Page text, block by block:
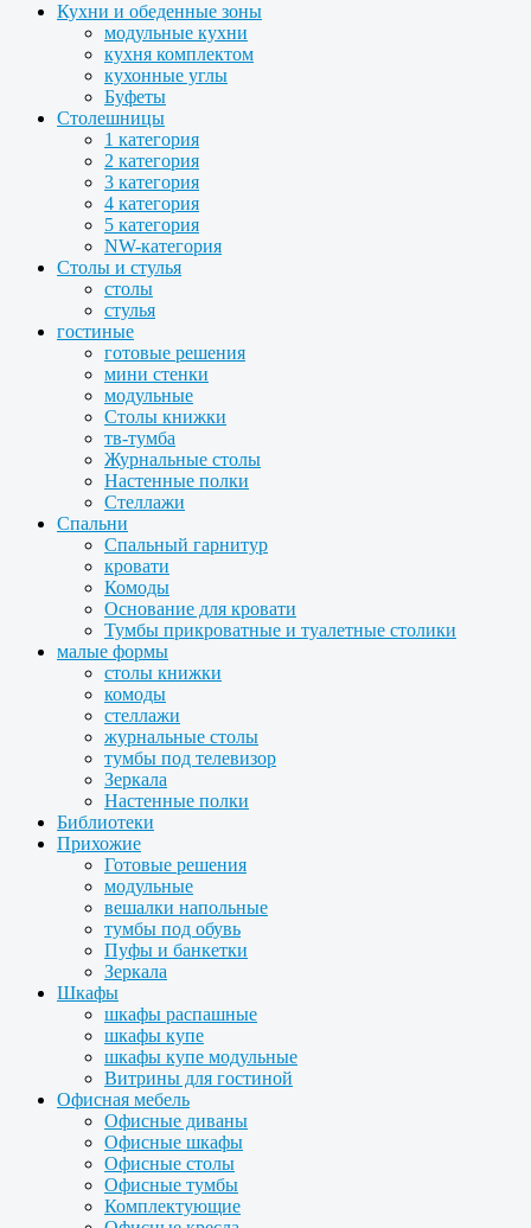
Кухни и обеденные зоны
модульные кухни
кухня комплектом
кухонные углы
Буфеты
Столешницы
1 категория
2 категория
3 категория
4 категория
5 категория
NW-категория
Столы и стулья
столы
стулья
гостиные
готовые решения
мини стенки
модульные
Столы книжки
тв-тумба
Журнальные столы
Настенные полки
Стеллажи
Спальни
Спальный гарнитур
кровати
Комоды
Основание для кровати
Тумбы прикроватные и туалетные столики
малые формы
столы книжки
комоды
стеллажи
журнальные столы
тумбы под телевизор
Зеркала
Настенные полки
Библиотеки
Прихожие
Готовые решения
модульные
вешалки напольные
тумбы под обувь
Пуфы и банкетки
Зеркала
Шкафы
шкафы распашные
шкафы купе
шкафы купе модульные
Витрины для гостиной
Офисная мебель
Офисные диваны
Офисные шкафы
Офисные столы
Офисные тумбы
Комплектующие